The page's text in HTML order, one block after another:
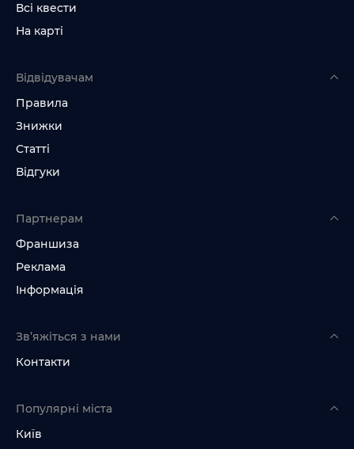
Всі квести
На карті
Відвідувачам
Правила
Знижки
Статті
Відгуки
Партнерам
Франшиза
Реклама
Інформація
Зв’яжіться з нами
Контакти
Популярні міста
Київ